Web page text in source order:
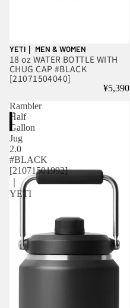
YETI｜ MEN & WOMEN
18 oz WATER BOTTLE WITH
CHUG CAP #BLACK
[21071504040]
¥5,390
Rambler
Half
Gallon
Jug
2.0
#BLACK
[21071501992]
YETI